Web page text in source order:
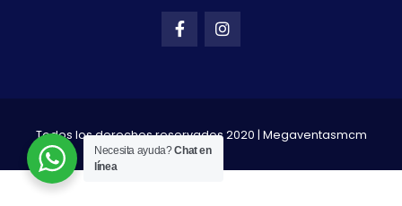
Todos los derechos reservados 2020 | Megaventasmcm
Necesita ayuda?Chat en
línea